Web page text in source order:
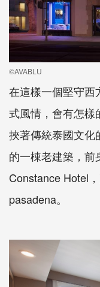
©AVABLU
在這樣一個堅守西
式風情，會有怎樣
挾著傳統泰國文化
的一棟老建築，
Constance Hotel
pasadena。